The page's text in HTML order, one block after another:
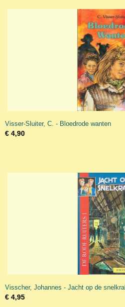
Visser-Sluiter, C. - Bloedrode wanten
€ 4,90
Visscher, Johannes - Jacht op de
€ 4,95